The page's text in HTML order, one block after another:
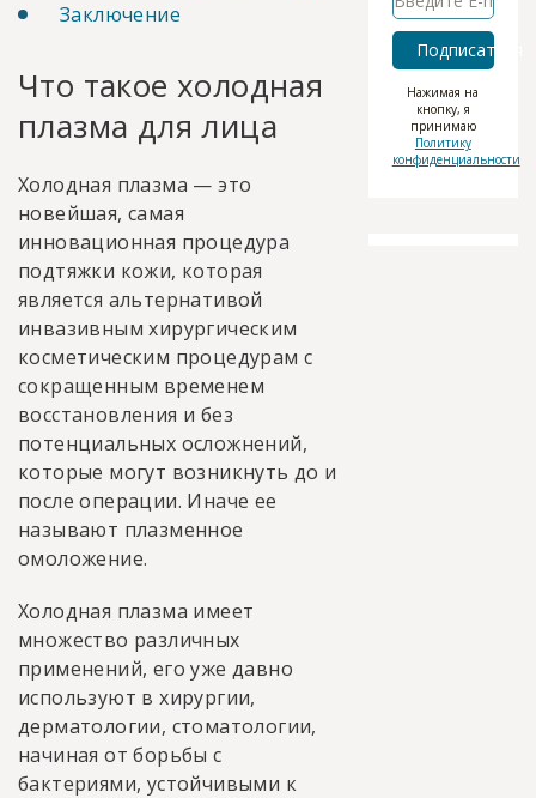
Заключение
Что такое холодная
плазма для лица
Холодная плазма — это
новейшая, самая
инновационная процедура
подтяжки кожи, которая
является альтернативой
инвазивным хирургическим
косметическим процедурам с
сокращенным временем
восстановления и без
потенциальных осложнений,
которые могут возникнуть до и
после операции. Иначе ее
называют плазменное
омоложение.
Холодная плазма имеет
множество различных
применений, его уже давно
используют в хирургии,
дерматологии, стоматологии,
начиная от борьбы с
бактериями, устойчивыми к
Подписаться
Нажимая на
кнопку, я
принимаю
Политику
конфиденциальности